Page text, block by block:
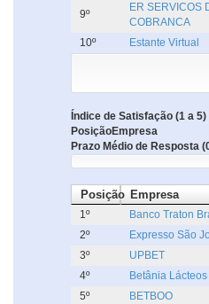
9º
ER SERVICOS
COBRANCA
10º Estante Virtual
Índice de Satisfação (1 a 5)
PosiçãoEmpresa
Prazo Médio de Resposta
Posição Empresa
1º Banco Traton
2º
Expresso São
3º
UPBET
4º
Betânia Lácteos
5º
BETBOO